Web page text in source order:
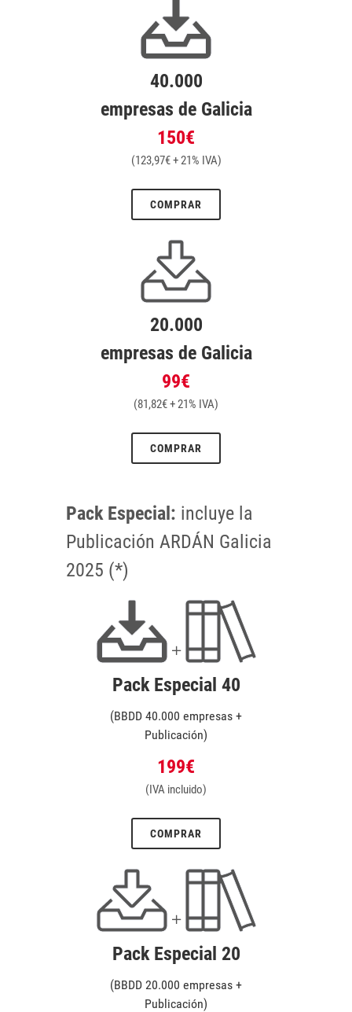
40.000
empresas de Galicia
150€
(123,97€ + 21% IVA)
COMPRAR
20.000
empresas de Galicia
99€
(81,82€ + 21% IVA)
COMPRAR
Pack Especial: incluye la
Publicación ARDÁN Galicia
2025 (*)
Pack Especial 40
(BBDD 40.000 empresas +
Publicación)
199€
(IVA incluido)
COMPRAR
Pack Especial 20
(BBDD 20.000 empresas +
Publicación)